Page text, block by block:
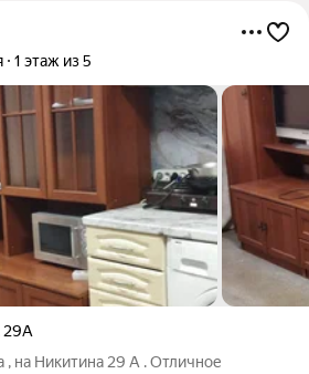
1 этаж из 5
29А
, на Никитина 29 А . Отличное